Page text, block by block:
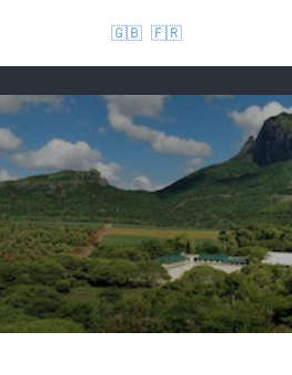
🇬🇧 🇫🇷